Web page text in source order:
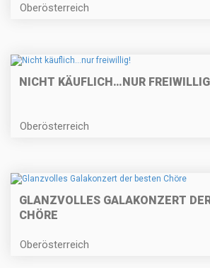
Oberösterreich
NICHT KÄUFLICH…NUR
Oberösterreich
GLANZVOLLES GALAKONZERT
CHÖRE
Oberösterreich